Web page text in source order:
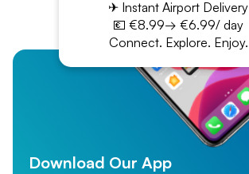
Download Our App
✈ Instant Airport Delivery
💶 €8.99→ €6.99/ day
Connect. Explore. Enjoy.